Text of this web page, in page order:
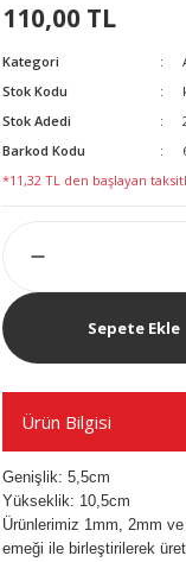
110,00 TL
Kategori
Stok Kodu
Stok Adedi
Barkod Kodu
*11,32 TL den başlayan
Sepete Ekle
Ürün Bilgisi
Genişlik: 5,5cm
Yükseklik: 10,5cm
Ürünlerimiz 1mm, 2mm ve
emeği ile birleştirilerek